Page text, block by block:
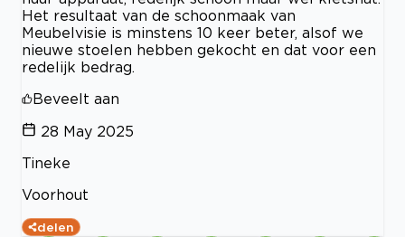
Het resultaat van de schoonmaak van
Meubelvisie is minstens 10 keer beter, alsof we
nieuwe stoelen hebben gekocht en dat voor een
redelijk bedrag.
Beveelt aan
28 May 2025
Tineke
Voorhout
delen